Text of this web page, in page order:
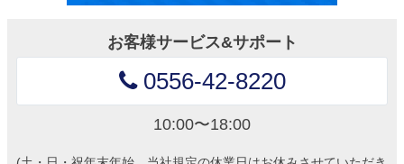
お客様サービス&サポート
0556-42-8220
10:00〜18:00